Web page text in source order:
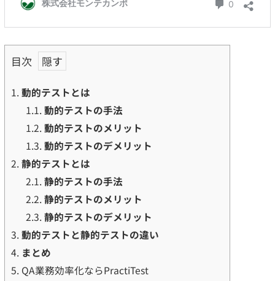
目次
1.動的テストとは
1.1.動的テストの手法
1.2.動的テストのメリット
1.3.動的テストのデメリット
2.静的テストとは
2.1.静的テストの手法
2.2.静的テストのメリット
2.3.静的テストのデメリット
3.動的テストと静的テストの違い
4. まとめ
5. QA業務効率化ならPractiTest